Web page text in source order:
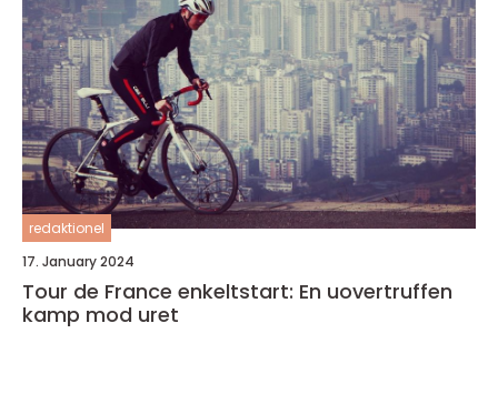
redaktionel
17. January 2024
Tour de France enkeltstart: En uovertruffen
kamp mod uret